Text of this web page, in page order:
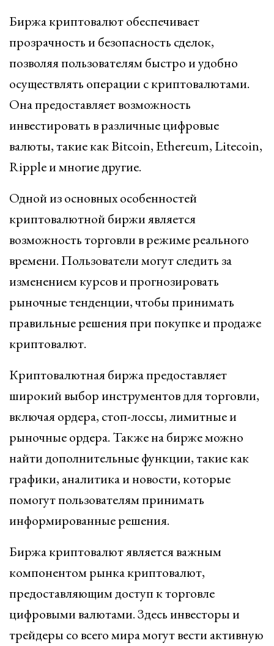
Биржа криптовалют обеспечивает
прозрачность и безопасность сделок,
позволяя пользователям быстро и удобно
осуществлять операции с криптовалютами.
Она предоставляет возможность
инвестировать в различные цифровые
валюты, такие как Bitcoin, Ethereum, Litecoin,
Ripple и многие другие.
Одной из основных особенностей
криптовалютной биржи является
возможность торговли в режиме реального
времени. Пользователи могут следить за
изменением курсов и прогнозировать
рыночные тенденции, чтобы принимать
правильные решения при покупке и продаже
криптовалют.
Криптовалютная биржа предоставляет
широкий выбор инструментов для торговли,
включая ордера, стоп-лоссы, лимитные и
рыночные ордера. Также на бирже можно
найти дополнительные функции, такие как
графики, аналитика и новости, которые
помогут пользователям принимать
информированные решения.
Биржа криптовалют является важным
компонентом рынка криптовалют,
предоставляющим доступ к торговле
цифровыми валютами. Здесь инвесторы и
трейдеры со всего мира могут вести активную